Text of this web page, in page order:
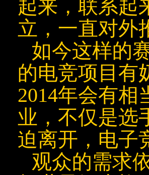
起来，联系起
立，一直对外
如今这样的
的电竞项目有
2014年会有
业，不仅是选
迫离开，电子
观众的需求